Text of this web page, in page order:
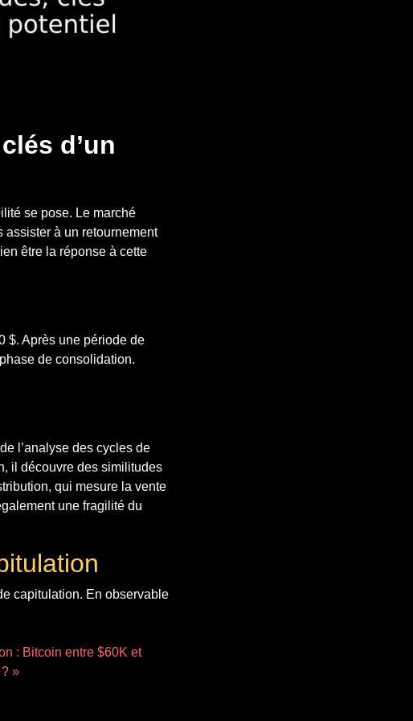
d’un
se pose. Le marché
assister à un retournement
être la réponse à cette
$. Après une période de
de consolidation.
l’analyse des cycles de
il découvre des similitudes
qui mesure la vente
une fragilité du
capitulation. En observable
: Bitcoin entre $60K et
»